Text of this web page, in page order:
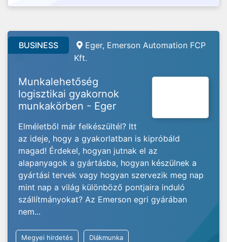
BUSINESS
Eger, Emerson Automation FCP
Kft.
Munkalehetőség
logisztikai gyakornok
munkakörben - Eger
Elméletből már felkészültél? Itt
az ideje, hogy a gyakorlatban is kipróbáld
magad! Érdekel, hogyan jutnak el az
alapanyagok a gyártásba, hogyan készülnek a
gyártási tervek vagy hogyan szervezik meg nap
mint nap a világ különböző pontjaira induló
szállítmányokat? Az Emerson egri gyárában
nem...
Megyei hirdetés Diákmunka